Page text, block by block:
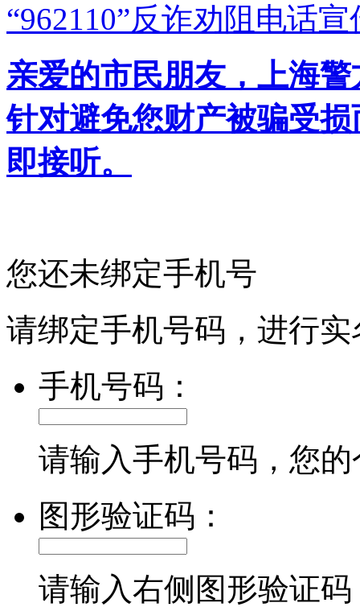
“962110”反诈劝阻电话宣
亲爱的市民朋友，上海
针对避免您财产被骗受
即接听。
您还未绑定手机号
请绑定手机号码，进行
手机号码：
请输入手机号码，您
图形验证码：
请输入右侧图形验证码